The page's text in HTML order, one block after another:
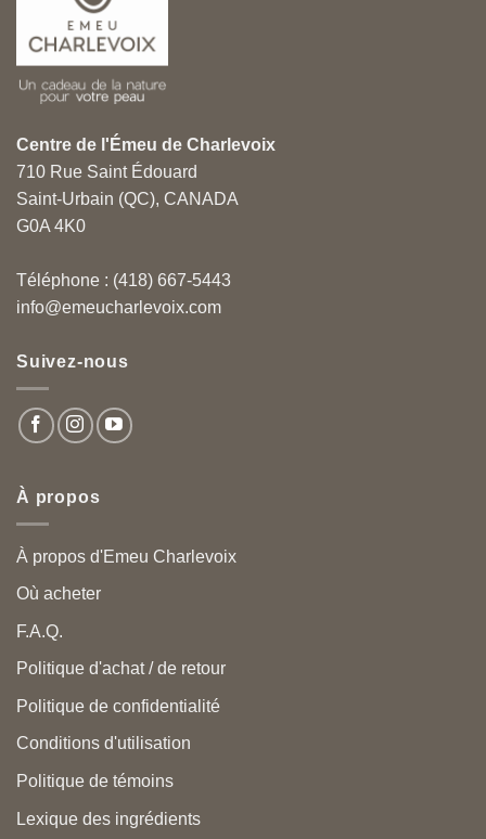
Centre de l'Émeu de Charlevoix
710 Rue Saint Édouard
Saint-Urbain (QC), CANADA
G0A 4K0
Téléphone : (418) 667-5443
info@emeucharlevoix.com
Suivez-nous
À propos
À propos d'Emeu Charlevoix
Où acheter
F.A.Q.
Politique d'achat / de retour
Politique de confidentialité
Conditions d'utilisation
Politique de témoins
Lexique des ingrédients